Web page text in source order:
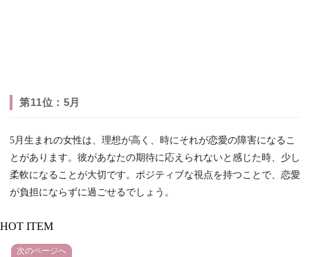
第11位：5月
5月生まれの女性は、理想が高く、時にそれが恋愛の障害になるこ
とがあります。彼があなたの期待に応えられないと感じた時、少し
柔軟になることが大切です。ポジティブな視点を持つことで、恋愛
が負担にならずに過ごせるでしょう。
HOT ITEM
次のページへ